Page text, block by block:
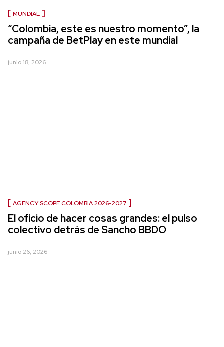
MUNDIAL
“Colombia, este es nuestro momento”, la
campaña de BetPlay en este mundial
junio 18, 2026
AGENCY SCOPE COLOMBIA 2026-2027
El oficio de hacer cosas grandes: el pulso
colectivo detrás de Sancho BBDO
junio 26, 2026